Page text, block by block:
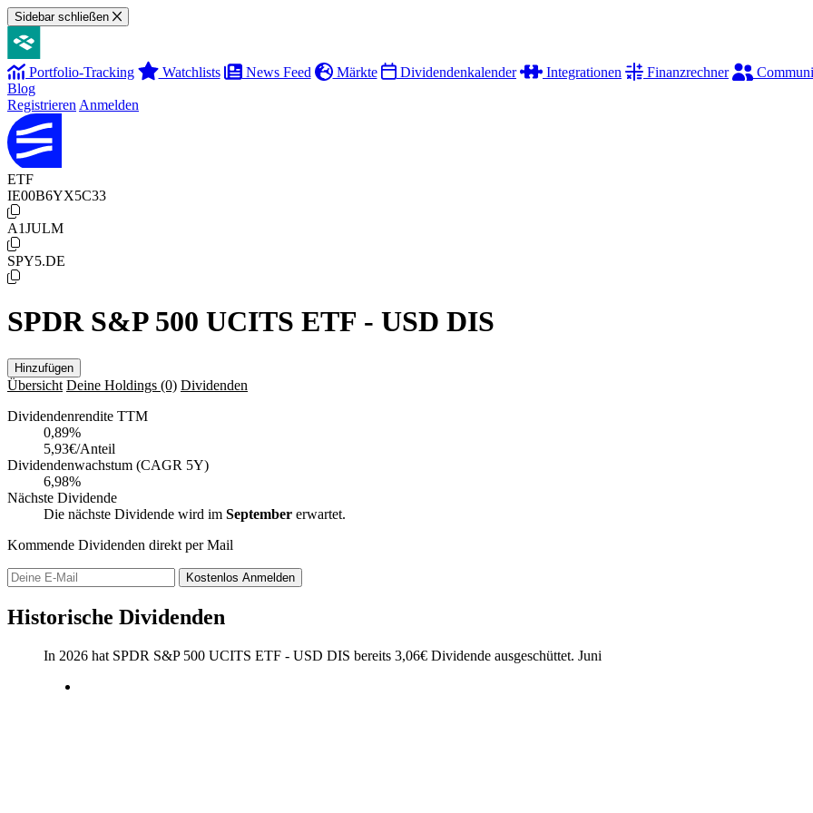
Sidebar schließen
Portfolio-Tracking Watchlists News Feed Märkte Dividendenkalender Integrationen Finanzrechner
Blog
Registrieren Anmelden
ETF
IE00B6YX5C33
A1JULM
SPY5.DE
SPDR S&P 500 UCITS ETF - USD DIS
Hinzufügen
Übersicht Deine Holdings (0) Dividenden
Dividendenrendite TTM
0,89%
5,93€/Anteil
Dividendenwachstum (CAGR 5Y)
6,98%
Nächste Dividende
Die nächste Dividende wird im September erwartet.
Kommende Dividenden direkt per Mail
Kostenlos Anmelden
Historische Dividenden
In 2026 hat SPDR S&P 500 UCITS ETF - USD DIS bereits 3,06€ Dividende ausgeschüttet. Juni